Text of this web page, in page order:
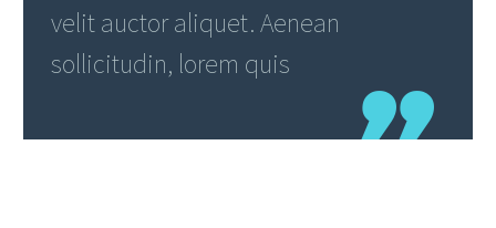
velit auctor aliquet. Aenean
sollicitudin, lorem quis